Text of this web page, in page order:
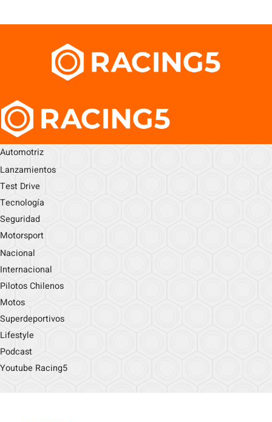
Automotriz
Lanzamientos
Test Drive
Tecnología
Seguridad
Motorsport
Nacional
Internacional
Pilotos Chilenos
Motos
Superdeportivos
Lifestyle
Podcast
Youtube Racing5